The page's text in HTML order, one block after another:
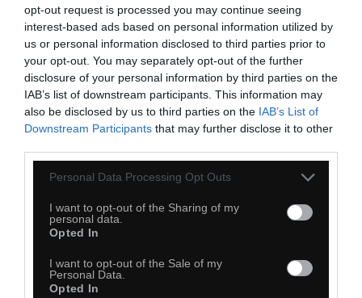
opt-out request is processed you may continue seeing
interest-based ads based on personal information utilized by
us or personal information disclosed to third parties prior to
your opt-out. You may separately opt-out of the further
disclosure of your personal information by third parties on the
IAB’s list of downstream participants. This information may
also be disclosed by us to third parties on the IAB’s List of
Downstream Participants that may further disclose it to other
Personal Data Processing Opt Outs
I want to opt-out of the Sharing of my
personal data.
Opted In
I want to opt-out of the Sale of my
Personal Data.
Opted In